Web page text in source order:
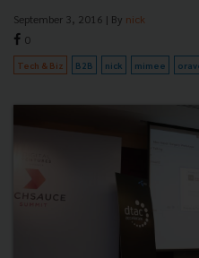
September 3, 2016 | By nick
0
Tech & Biz B2B nick mimee